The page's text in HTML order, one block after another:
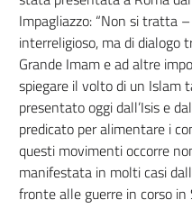
Impagliazzo: “Non si tratta
interreligioso, ma di dialogo
Grande Imam e ad altre
spiegare il volto di un Islam
presentato oggi dall’Isis e
predicato per alimentare i
questi movimenti occorre
manifestata in molti casi
fronte alle guerre in corso in